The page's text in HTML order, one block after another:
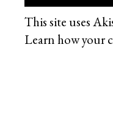
This site uses
Learn how your